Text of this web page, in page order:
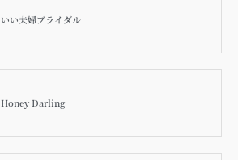
いい夫婦ブライダル
Honey Darling